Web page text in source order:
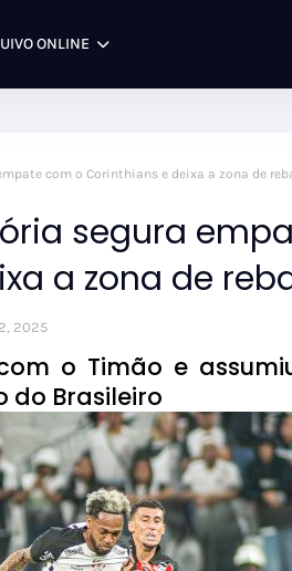
ONLINE
com o Corinthians e deixa a zona de
segura
a zona de
2025
o Timão e
do Brasileiro